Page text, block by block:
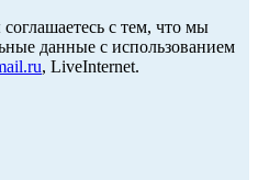
с тем, что мы
данные с использованием
, LiveInternet.